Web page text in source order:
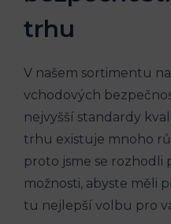
trhu
V našem sortimentu
vchodových
nejvyšší standardy
trhu existuje mnoho
proto jsme se rozhodli
možnosti, abyste měli
tu nejlepší volbu pro